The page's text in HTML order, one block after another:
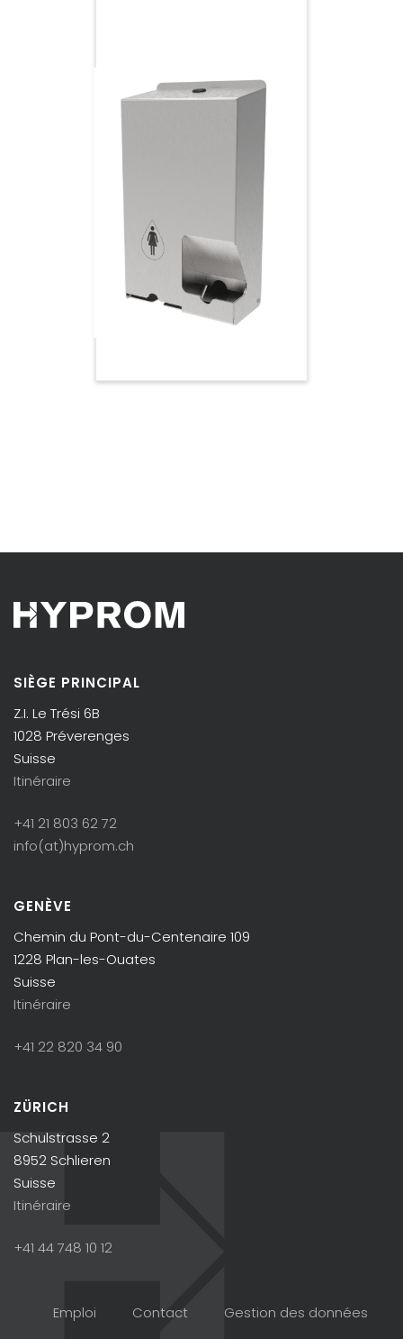
SIÈGE PRINCIPAL
Z.I. Le Trési 6B
1028 Préverenges
Suisse
Itinéraire
+41 21 803 62 72
info(at)hyprom.ch
GENÈVE
Chemin du Pont-du-Centenaire 109
1228 Plan-les-Ouates
Suisse
Itinéraire
+41 22 820 34 90
ZÜRICH
Schulstrasse 2
8952 Schlieren
Suisse
Itinéraire
+41 44 748 10 12
Emploi Contact
Gestion des données